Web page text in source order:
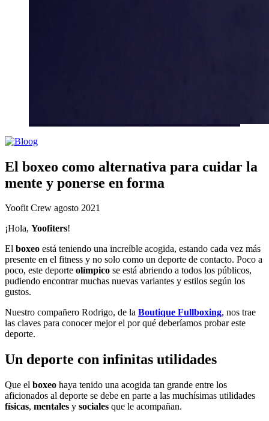
El boxeo como alternativa para cuidar la
mente y ponerse en forma
Yoofit Crew agosto 2021
¡Hola, Yoofiters!
El boxeo está teniendo una increíble acogida, estando cada vez más
presente en el fitness y no solo como un deporte de contacto. Poco a
poco, este deporte olímpico se está abriendo a todos los públicos,
pudiendo encontrar muchas nuevas variantes y estilos según los
gustos.
Nuestro compañero Rodrigo, de la Boutique Fullboxing, nos trae
las claves para conocer mejor el por qué deberíamos probar este
deporte.
Un deporte con infinitas utilidades
Que el boxeo haya tenido una acogida tan grande entre los
aficionados al deporte se debe en parte a las muchísimas utilidades
físicas, mentales y sociales que le acompañan.